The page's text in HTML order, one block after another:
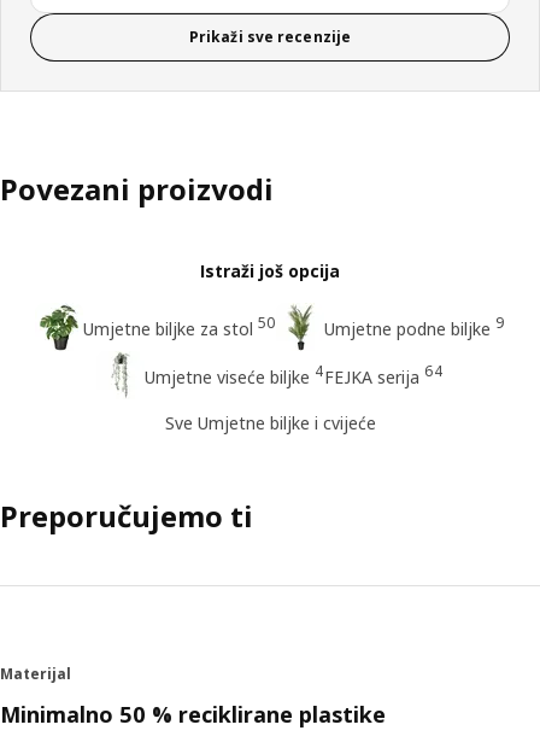
Prikaži sve recenzije
Povezani proizvodi
Istraži još opcija
Umjetne biljke za stol 50 Umjetne podne biljke 9
Umjetne viseće biljke 4FEJKA serija 64
Sve Umjetne biljke i cvijeće
Preporučujemo ti
Materijal
Minimalno 50 % reciklirane plastike